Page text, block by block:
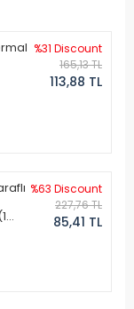
%31 Discount
165,13 TL
113,88 TL
%63 Discount
227,76 TL
85,41 TL